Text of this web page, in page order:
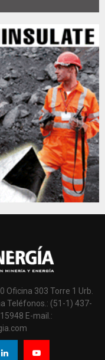
Oficina 303 Torre 1 Urb.
Teléfonos.: (51-1) 437-
E-mail.: